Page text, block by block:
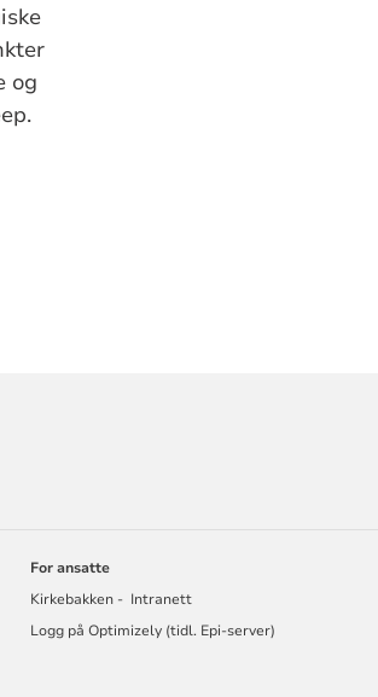
og
For ansatte
Kirkebakken - Intranett
Logg påOptimizely (tidl. Epi-server)